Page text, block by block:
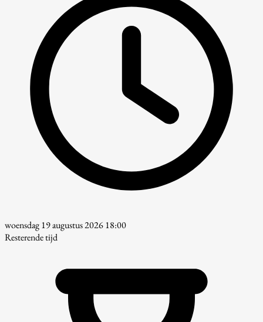
woensdag 19 augustus 2026 18:00
Resterende tijd